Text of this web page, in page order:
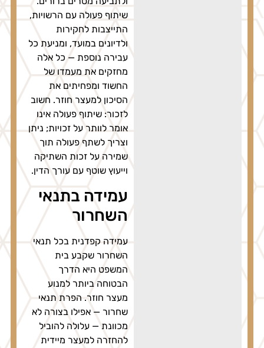
שיתוף פעולה עם הרשויות,
התייצבות לחקירות
ולדיונים במועד, ומניעת כל
עבירה נוספת — כל אלה
מחזקים את מעמדו של
החשוד ומפחיתים את
הסיכון למעצר חוזר. חשוב
לזכור: שיתוף פעולה אינו
אומר לוותר על זכויות; ניתן
וצריך לשתף פעולה תוך
שמירה על זכות השתיקה
וייעוץ שוטף עם עורך הדין.
עמידה בתנאי
השחרור
עמידה קפדנית בכל תנאי
השחרור שקבע בית
המשפט היא הדרך
הבטוחה ביותר למנוע
מעצר חוזר. הפרת תנאי
שחרור — אפילו בצורה לא
מכוונת — עלולה להוביל
להחזרה למעצר מיידית